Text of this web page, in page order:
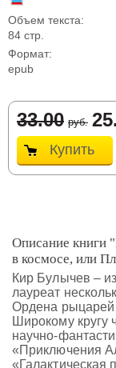
Объем текста:
84 стр.
Формат:
epub
33.00 руб.
Купить
Описание книги
в космосе, или
Кир Булычев –
лауреат
Ордена рыцарей
Широкому кругу
научно-
«Приключения